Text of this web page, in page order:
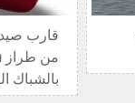
قارب صيد
بالشباك